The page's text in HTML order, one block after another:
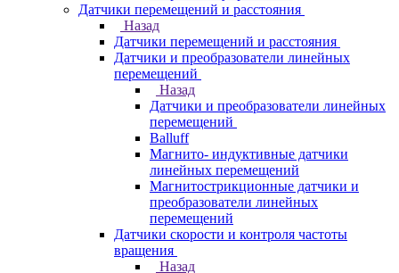
Датчики перемещений и расстояния
Назад
Датчики перемещений и расстояния
Датчики и преобразователи линейных
перемещений
Назад
Датчики и преобразователи линейных
перемещений
Balluff
Магнито- индуктивные датчики
линейных перемещений
Магнитострикционные датчики и
преобразователи линейных
перемещений
Датчики скорости и контроля частоты
вращения
Назад